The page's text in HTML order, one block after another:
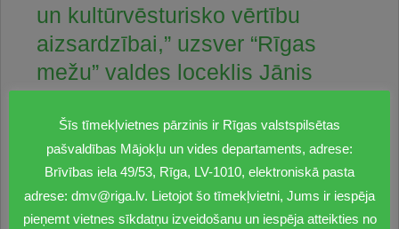
un kultūrvēsturisko vērtību
aizsardzībai,” uzsver “Rīgas
mežu” valdes loceklis Jānis
Plāns attiecas uz gandrīz 63 000 hektāru Rīgas un
Šīs tīmekļvietnes pārzinis ir Rīgas valstspilsētas
pašvaldības Mājokļu un vides departaments, adrese:
Brīvības iela 49/53, Rīga, LV-1010, elektroniskā pasta
adrese: dmv@riga.lv. Lietojot šo tīmekļvietni, Jums ir iespēja
pieņemt vietnes sīkdatņu izveidošanu un iespēja atteikties no